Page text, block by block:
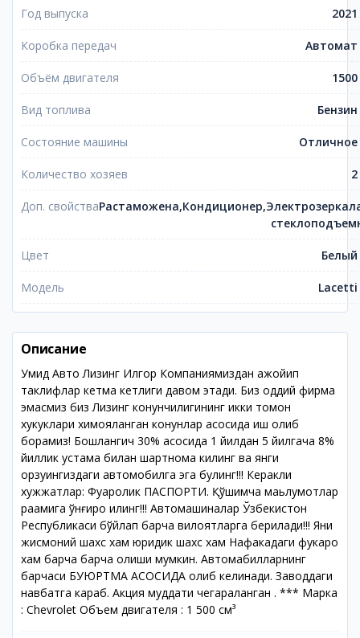
Год выпуска 2021
Коробка передач Автомат
Объём двигателя 1500
Вид топлива Бензин
Состояние машины Отличное
Количество хозяев 2
Доп. свойства
Цвет Белый
Модель Lacetti
Описание
Умид Авто Лизинг Илгор Компаниямиздан ажойип
таклифлар кетма кетлиги давом этади. Биз оддий фирма
эмасмиз биз Лизинг конунчилигининг икки томон
хукуклари химояланган конунлар асосида иш олиб
борамиз! Бошлангич 30% асосида 1 йилдан 5 йилгача 8%
йиллик устама билан шартнома килинг ва янги
орзуингиздаги автомобилга эга булинг!!! Керакли
хужжатлар: Фуқаролик ПАСПОРТИ. Қўшимча маьлумотлар
рақамига қўнғироқ қилинг!!! Автомашиналар Ўзбекистон
Республикаси бўйлап барча вилоятларга берилади!!! Яни
жисмоний шахс хам юридик шахс хам Нафакадаги фукаро
хам барча барча олиши мумкин. Автомабилларнинг
барчаси БУЮРТМА АСОСИДА олиб келинади. Заводдаги
навбатга караб. Акция муддати чегараланган . *** Марка
: Chevrolet Объем двигателя : 1 500 см³